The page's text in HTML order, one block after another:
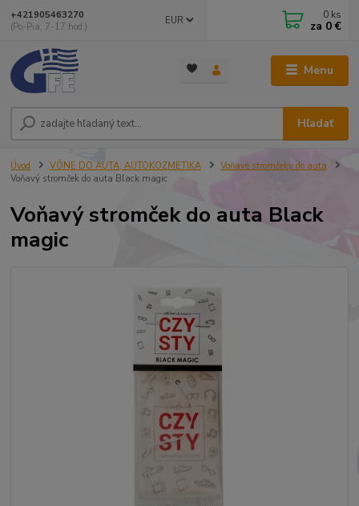
Menu
EUR
Hľadať
+421905463270
(Po-Pia, 7-17 hod.)
0 ks
za 0 €
Úvod VÔNE DO AUTA, AUTOKOZMETIKA
Voňavé stromčeky do auta
Voňavý stromček do auta Black magic
Voňavý stromček do auta Black
magic